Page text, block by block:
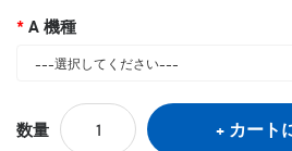
A 機種
数量 カート